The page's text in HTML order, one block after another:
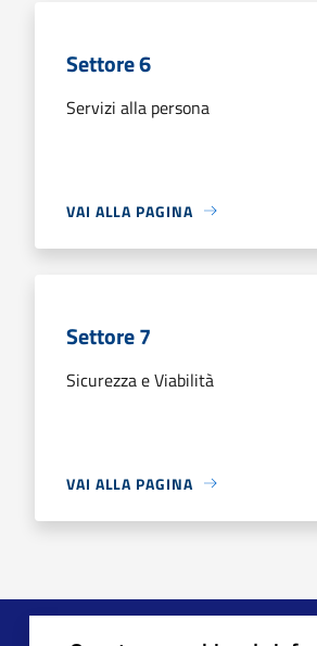
Settore 6
Servizi alla persona
VAI ALLA PAGINA
Settore 7
Sicurezza e Viabilità
VAI ALLA PAGINA